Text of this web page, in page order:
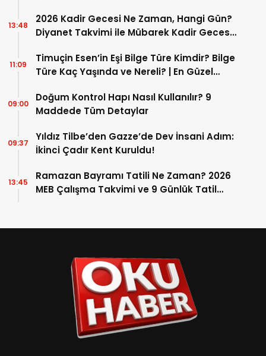
2026 Kadir Gecesi Ne Zaman, Hangi Gün?
Diyanet Takvimi ile Mübarek Kadir Gecesi
13:48
Timuçin Esen’in Eşi Bilge Türe Kimdir? Bilge
Türe Kaç Yaşında ve Nereli? | En Güzel
11:09
Doğum Kontrol Hapı Nasıl Kullanılır? 9
Maddede Tüm Detaylar
09:00
Yıldız Tilbe’den Gazze’de Dev İnsani Adım:
İkinci Çadır Kent Kuruldu!
09:37
Ramazan Bayramı Tatili Ne Zaman? 2026
MEB Çalışma Takvimi ve 9 Günlük Tatil
13:45